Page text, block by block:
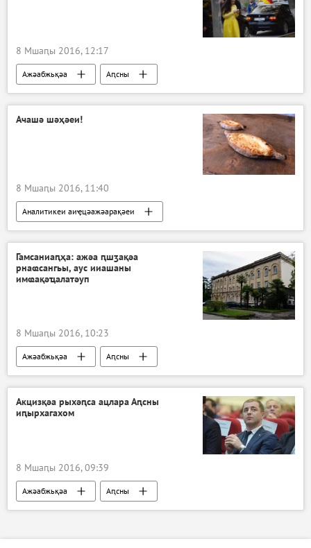
8 Мшаԥы 2016, 12:17
Ажәабжьқәа Аԥсны
Ачашә шәҳәеи!
8 Мшаԥы 2016, 11:40
Аналитикеи аиҿцәажәарақәеи
Ажәабжьқәа
Аԥсны
Гамсаниаԥҳа: ажәа ԥшӡақәа
рнаҩсангьы, аус ииашаны
имҩақәҵалатәуп
8 Мшаԥы 2016, 10:23
Ажәабжьқәа Аԥсны
Акцизқәа рыхәԥса ацлара Аԥсны
иԥырхагахом
8 Мшаԥы 2016, 09:39
Ажәабжьқәа Аԥсны